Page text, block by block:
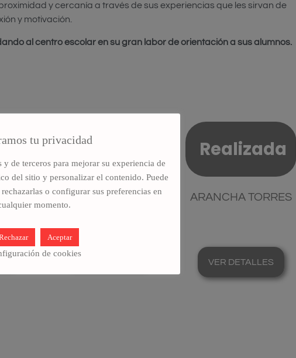
y cercanía a través de sus experiencias que les sirvan de
y motivación.
al centro escolar en su gran labor de orientación a sus alumnos.
Realizada
JOSÉ LUIS MARTÍNEZ-
VER DETALLES
Realizada
ARANCHA TORRES
VER DETALLES
tu privacidad
de terceros para mejorar su experiencia de
del sitio y personalizar el contenido. Puede
o configurar sus preferencias en
momento.
Aceptar
de cookies